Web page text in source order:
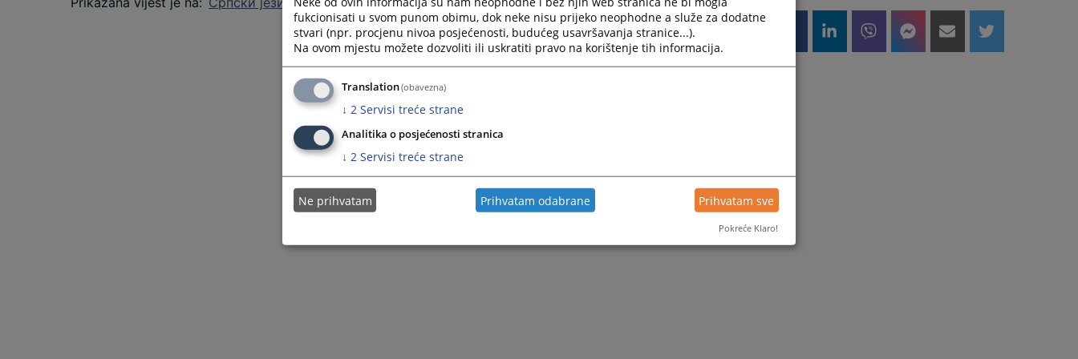
fukcionisati u svom punom obimu, dok neke nisu prijeko neophodne a služe za dodatne
stvari (npr. procjenu nivoa posjećenosti, budućeg usavršavanja stranice...).
Na ovom mjestu možete dozvoliti ili uskratiti pravo na korištenje tih informacija.
Translation(obavezna)
↓ 2 Servisi treće strane
Analitika o posjećenosti stranica
↓ 2 Servisi treće strane
Ne prihvatam Prihvatam odabrane Prihvatam sve
Pokreće Klaro!